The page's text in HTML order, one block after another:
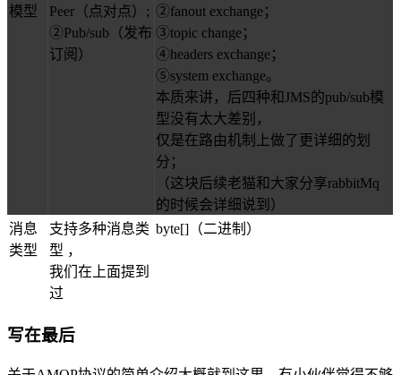
模型
Peer（点对点）;
②Pub/sub（发布
订阅）
②fanout exchange；
③topic change；
④headers exchange；
⑤system exchange。
本质来讲，后四种和JMS的pub/sub模
型没有太大差别，
仅是在路由机制上做了更详细的划
分；
（这块后续老猫和大家分享rabbitMq
的时候会详细说到）
消息
类型
支持多种消息类
型 ，
我们在上面提到
过
byte[]（二进制）
写在最后